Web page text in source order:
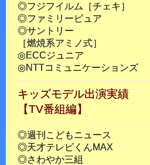
◎フジフイルム［チェキ］
◎ファミリーピュア
◎サントリー
［燃焼系アミノ式］
◎ECCジュニア
◎NTTコミュニケーションズ
キッズモデル出演実績
【TV番組編】
◎週刊こどもニュース
◎天才テレビくんMAX
◎さわやか三組